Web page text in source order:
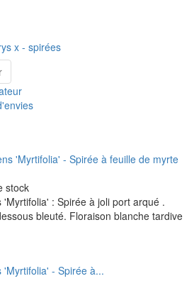
x - spirées
stock
'Myrtifolia' : Spirée à joli port arqué .
bleuté. Floraison blanche tardive
- Spirée à...